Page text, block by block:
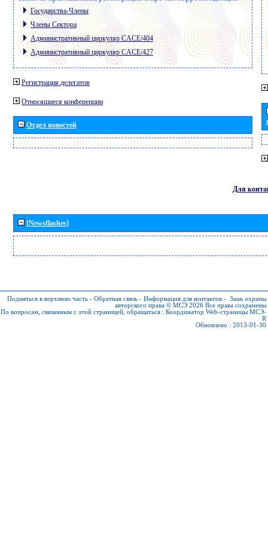
Государства-Члены
Члены Сектора
Административный циркуляр CACE/404
Административный циркуляр CACE/427
Регистрация делегатов
Относящиеся конференции
Отдел новостей
Для
[Newsflashes]
Подняться в верхнюю часть - Обратная связь - Информация для контактов - Знак охраны
авторского права © МСЭ 2026 Все права сохранены
По вопросам, связанным с этой страницей, обращаться : Координатор Web-страницы МСЭ-
R
Обновлено : 2013-01-30